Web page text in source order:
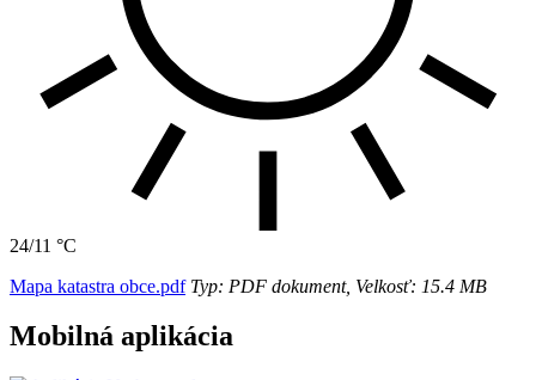
24/11 °C
Mapa katastra obce.pdfTyp: PDF dokument, Velkosť: 15.4 MB
Mobilná aplikácia